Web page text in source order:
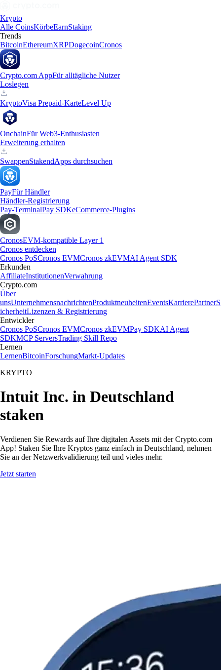
Krypto
Alle CoinsKörbeEarnStaking
Trends
BitcoinEthereumXRPDogecoinCronos
Crypto.com AppFür alltägliche Nutzer
Loslegen
KryptoVisa Prepaid-KarteLevel Up
OnchainFür Web3-Enthusiasten
Erweiterung erhalten
SwappenStakendApps durchsuchen
PayFür Händler
Händler-Registrierung
Pay-TerminalPay SDKeCommerce-Plugins
CronosEVM-kompatible Layer 1
Cronos entdecken
Cronos PoSCronos EVMCronos zkEVMAI Agent SDK
Erkunden
AffiliateInstitutionenVerwahrung
Crypto.com
Über
unsUnternehmensnachrichtenProduktneuheitenEventsKarrierePartnerS
icherheitLizenzen & Registrierung
Entwickler
Cronos PoSCronos EVMCronos zkEVMPay SDKAI Agent
SDKMCP ServersTrading Skill Repo
Lernen
LernenBitcoinForschungMarkt-Updates
KRYPTO
Intuit Inc. in Deutschland
staken
Verdienen Sie Rewards auf Ihre digitalen Assets mit der Crypto.com
App! Staken Sie Ihre Kryptos ganz einfach in Deutschland, nehmen
Sie an der Netzwerkvalidierung teil und vieles mehr.
Jetzt starten